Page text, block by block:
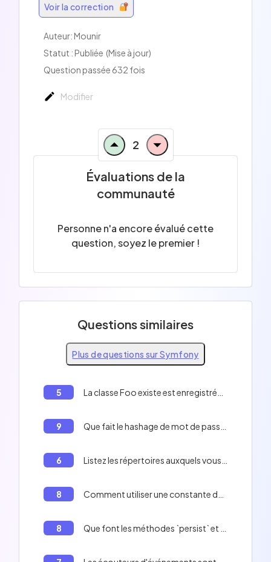
Voir la correction
Auteur: Mounir
Statut : Publiée (Mise à jour)
Question passée 632 fois
Modifier
2
Évaluations de la
communauté
Personne n'a encore évalué cette
question, soyez le premier !
Questions similaires
Plus de questions sur Symfony
5
9
6
8
8